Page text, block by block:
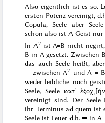
Also eigentlich ist es so.
ersten Potenz vereinigt,
Copula, Seele aber
schon also ist A Geist nur
In A2ist A=B nicht
B in A gesetzt. Zwischen
das auch Seele heißt,
═ zwischen A2 und A =
weder leibliche noch
Seele, Seele κατ’
vereinigt sind. Der Seele
ihr Terminus ad quem ist
Seele ist Feuer d.h. ═ in